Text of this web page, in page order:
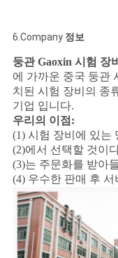
6.Company 정보
둥관 Gaoxin 시험 장
에 가까운 중국 둥관
치된 시험 장비의 종
기업 입니다.
우리의 이점:
(1) 시험 장비에 있는
(2)에서 선택할 것이
(3)는 주문화를 받아
(4) 우수한 판매 후 서